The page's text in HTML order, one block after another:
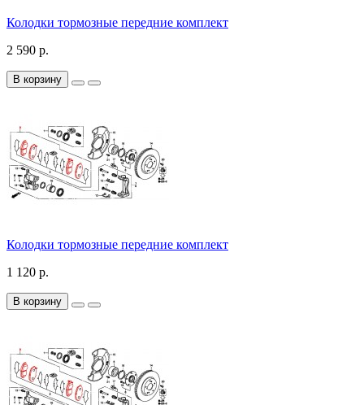
Колодки тормозные передние комплект
2 590 р.
В корзину
Колодки тормозные передние комплект
1 120 р.
В корзину